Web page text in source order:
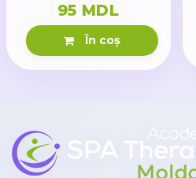
95 MDL
În coș